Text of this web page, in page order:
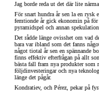
Jag borde reda ut det där lite
För snart hundra år sen la en
femtionde år gick ekonomin på
pyramidspel och annan
Det rådde länge ovisshet om vad
bara var ibland som det fanns
något tiotal år sen en spännande
finns effektiv efterfrågan på allt
bästa fall fram nya produkter som
följdinvesteringar och nya
länge det pågår.
Kondratiev, och Pérez, pekar på